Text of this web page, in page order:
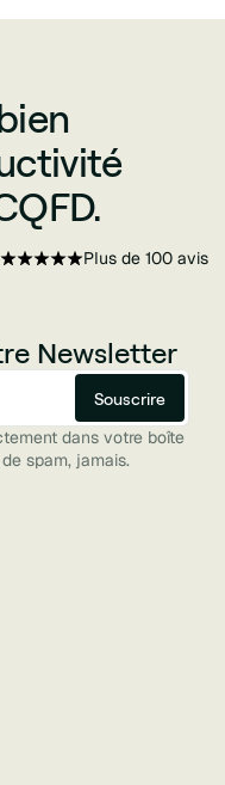
Plus de 100 avis
Newsletter
dans votre boîte
spam, jamais.